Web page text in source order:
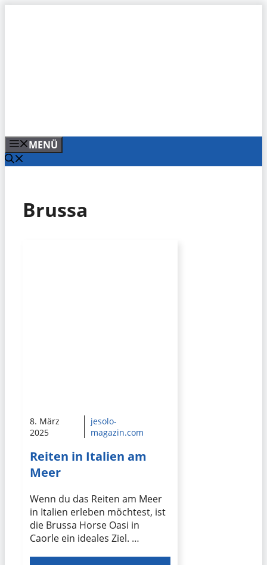
MENÜ
Brussa
8. März
2025
jesolo-
magazin.com
Reiten in Italien am
Meer
Wenn du das Reiten am Meer
in Italien erleben möchtest, ist
die Brussa Horse Oasi in
Caorle ein ideales Ziel. …